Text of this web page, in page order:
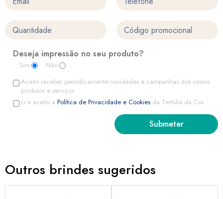
Deseja impressão no seu produto?
Sim
Não
Aceito receber periodicamente novidades e campanhas dos vossos
produtos e serviços.
Li e aceito a Política de Privacidade e Cookies da Tertúlia da Cor
Outros brindes sugeridos